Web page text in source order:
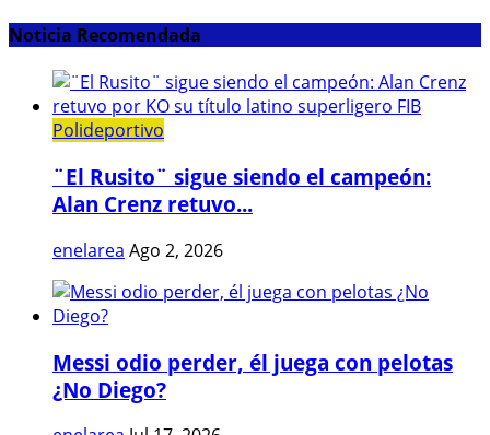
Noticia Recomendada
Polideportivo
¨El Rusito¨ sigue siendo el campeón:
Alan Crenz retuvo...
enelarea Ago 2, 2026
Messi odio perder, él juega con pelotas
¿No Diego?